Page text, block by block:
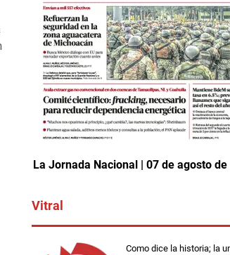
La Jornada Nacional | 07 de agosto de
Vitral
Como dice la historia; la